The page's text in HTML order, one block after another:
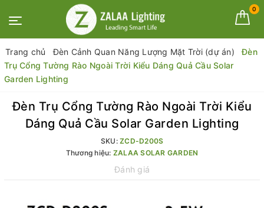
0
Trang chủ Đèn Cảnh Quan Năng Lượng Mặt Trời (dự án)
Đèn
Trụ Cổng Tường Rào Ngoài Trời Kiểu Dáng Quả Cầu Solar
Garden Lighting
Đèn Trụ Cổng Tường Rào Ngoài Trời Kiểu
Dáng Quả Cầu Solar Garden Lighting
SKU: ZCD-D200S
Thương hiệu: ZALAA SOLAR GARDEN
Đánh giá